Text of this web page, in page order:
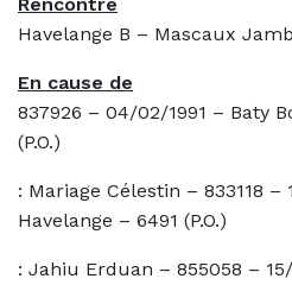
Havelange B – Mascaux
En cause de :
837926 – 04/02/1991 – Baty
(P.O.)
: Mariage Célestin – 833118 –
Havelange – 6491 (P.O.)
: Jahiu Erduan – 855058 –